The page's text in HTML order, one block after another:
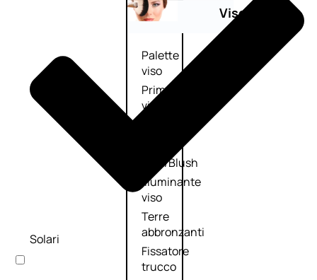
Viso
Palette
viso
Primer
viso
Fard/Blush
Illuminante
viso
Terre
abbronzanti
Fissatore
trucco
Solari